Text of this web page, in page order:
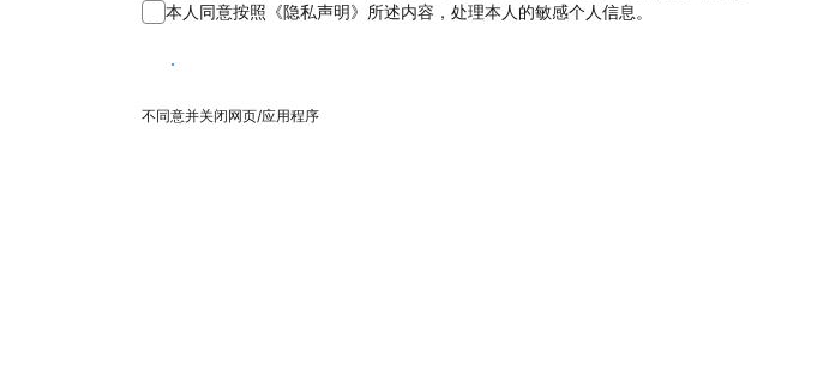
本人同意按照《隐私声明》所述内容，处理本人的敏感个人信息。
同意
不同意并关闭网页/应用程序